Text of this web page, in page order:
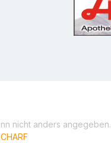
nicht anders angegeben.